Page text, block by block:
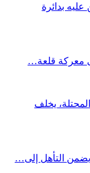
بدائرة
معركة قلعة…
يخلف
التأهل إلى…